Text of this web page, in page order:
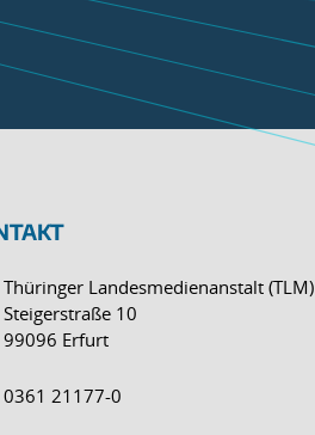
Thüringer Landesmedienanstalt (TLM)
Steigerstraße 10
99096 Erfurt
0361 21177-0